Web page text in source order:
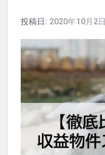
株式
暗号資産
投稿日: 2020年10月2日